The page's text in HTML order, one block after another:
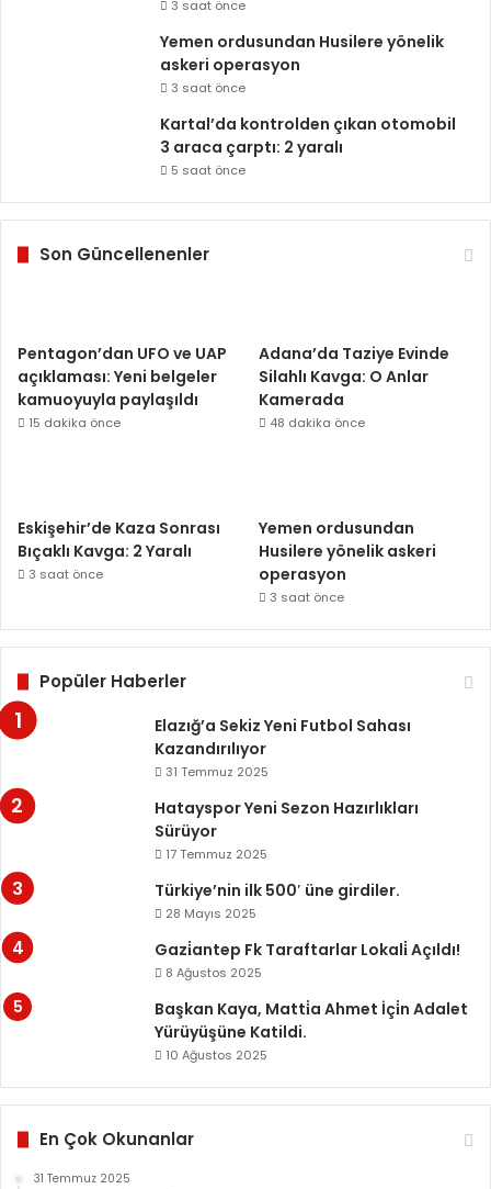
3 saat önce
Yemen ordusundan Husilere yönelik
askeri operasyon
3 saat önce
Kartal’da kontrolden çıkan otomobil
3 araca çarptı: 2 yaralı
5 saat önce
Son Güncellenenler
Pentagon’dan UFO ve UAP
açıklaması: Yeni belgeler
kamuoyuyla paylaşıldı
15 dakika önce
Adana’da Taziye Evinde
Silahlı Kavga: O Anlar
Kamerada
48 dakika önce
Eskişehir’de Kaza Sonrası
Bıçaklı Kavga: 2 Yaralı
3 saat önce
Yemen ordusundan
Husilere yönelik askeri
operasyon
3 saat önce
Popüler Haberler
Elazığ’a Sekiz Yeni Futbol Sahası
Kazandırılıyor
31 Temmuz 2025
Hatayspor Yeni Sezon Hazırlıkları
Sürüyor
17 Temmuz 2025
Türkiye’nin ilk 500′ üne girdiler.
28 Mayıs 2025
Gazi̇antep Fk Taraftarlar Lokali̇ Açıldı!
8 Ağustos 2025
Başkan Kaya, Matti̇a Ahmet İçi̇n Adalet
Yürüyüşüne Katildi.
10 Ağustos 2025
En Çok Okunanlar
31 Temmuz 2025